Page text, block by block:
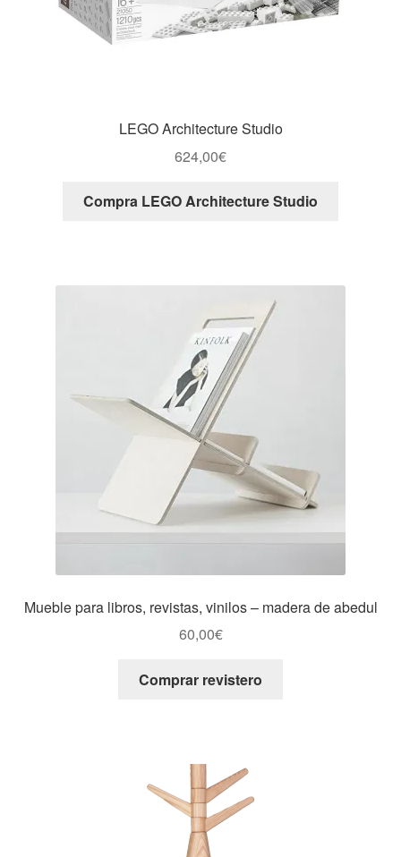
LEGO Architecture Studio
624,00€
Compra LEGO Architecture Studio
Mueble para libros, revistas, vinilos – madera de abedul
60,00€
Comprar revistero